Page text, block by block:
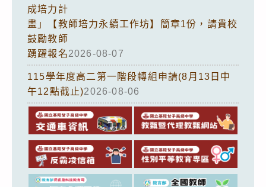
成培力計
畫」【教師培力永續工作坊】簡章1份，請貴校
鼓勵教師
踴躍報名2026-08-07
115學年度高二第一階段轉組申請(8月13日中
午12點截止)2026-08-06